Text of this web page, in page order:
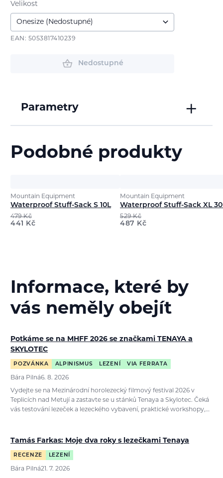
Velikost
EAN: 5053817410239
Nedostupné
Parametry
Podobné produkty
Mountain Equipment
Waterproof Stuff-Sack S 10L
479Kč
441 Kč
Mountain Equipment
Waterproof Stuff-Sack XL
529Kč
487 Kč
Informace, které by
vás neměly obejít
Potkáme se na MHFF 2026 se značkami TENAYA a
SKYLOTEC
POZVÁNKA ALPINISMUS LEZENÍ VIA FERRATA
Bára Pilná6. 8. 2026
Vydejte se na Mezinárodní horolezecký filmový festival 2026 v
Teplicích nad Metují a zastavte se u stánků Tenaya a Skylotec. Čeká
vás testování lezeček a lezeckého vybavení, praktické workshopy,…
Tamás Farkas: Moje dva roky s lezečkami Tenaya
RECENZE LEZENÍ
Bára Pilná21. 7. 2026